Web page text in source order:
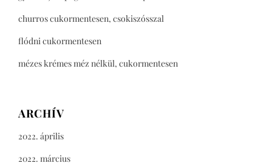
churros cukormentesen, csokiszósszal
flódni cukormentesen
mézes krémes méz nélkül, cukormentesen
ARCHÍV
2022. április
2022. március